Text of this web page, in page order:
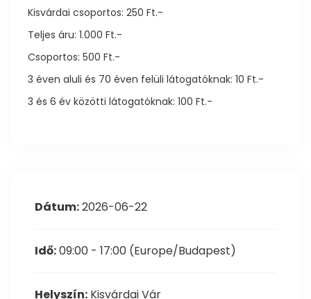
Kisvárdai csoportos: 250 Ft.-
Teljes áru: 1.000 Ft.-
Csoportos: 500 Ft.-
3 éven aluli és 70 éven felüli látogatóknak: 10 Ft.-
3 és 6 év közötti látogatóknak: 100 Ft.-
Dátum:2026-06-22
Idő:09:00 - 17:00 (Europe/Budapest)
Helyszín: Kisvárdai Vár